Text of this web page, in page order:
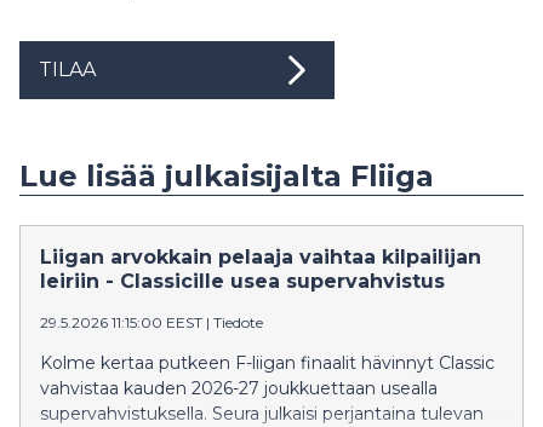
TILAA
Lue lisää julkaisijalta Fliiga
Liigan arvokkain pelaaja vaihtaa kilpailijan
leiriin - Classicille usea supervahvistus
29.5.2026 11:15:00 EEST | Tiedote
Kolme kertaa putkeen F-liigan finaalit hävinnyt Classic
vahvistaa kauden 2026-27 joukkuettaan usealla
supervahvistuksella. Seura julkaisi perjantaina tulevan